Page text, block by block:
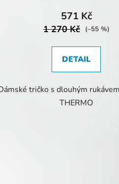
571 Kč
1 270 Kč (–55 %)
DETAIL
tričko s dlouhým
THERMO